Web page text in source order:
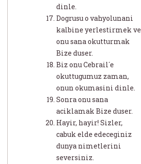
dinle.
Dogrusu o vahyolunani
kalbine yerlestirmek ve
onu sana okutturmak
Bize duser.
Biz onu Cebrail´e
okuttugumuz zaman,
onun okumasini dinle.
Sonra onu sana
aciklamak Bize duser.
Hayir, hayir! Sizler,
cabuk elde edeceginiz
dunya nimetlerini
seversiniz.